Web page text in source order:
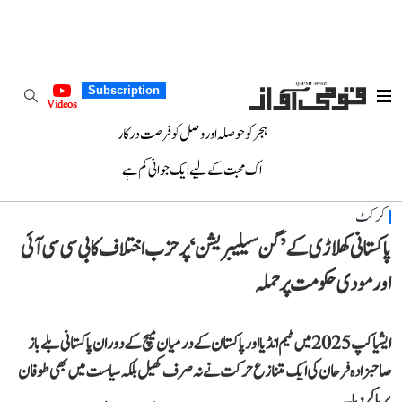
Subscription
Videos
ہجر کو حوصلہ اور وصل کو فرصت درکار
اک محبت کے لیے ایک جوانی کم ہے
کرکٹ
پاکستانی کھلاڑی کے’گن سیلیبریشن ‘ پر حزب اختلاف کا بی سی سی آئی
اور مودی حکومت پر حملہ
ایشیا کپ 2025 میں ٹیم انڈیا اور پاکستان کے درمیان میچ کے دوران پاکستانی بلے باز
صاحبزادہ فرحان کی ایک متنازع حرکت نے نہ صرف کھیل بلکہ سیاست میں بھی طوفان